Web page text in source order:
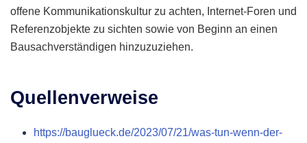
offene Kommunikationskultur zu achten, Internet-Foren und
Referenzobjekte zu sichten sowie von Beginn an einen
Bausachverständigen hinzuzuziehen.
Quellenverweise
https://bauglueck.de/2023/07/21/was-tun-wenn-der-